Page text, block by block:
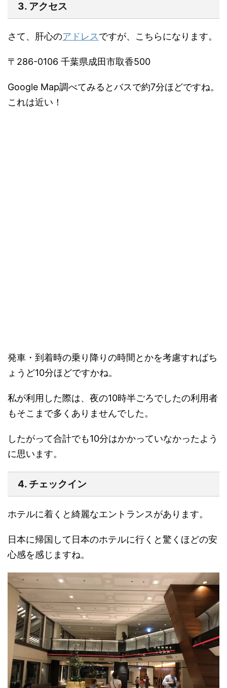
3. アクセス
さて、肝心のアドレスですが、こちらになります。
〒286-0106 千葉県成田市取香500
Google Map調べてみるとバスで約7分ほどですね。
これは近い！
発車・到着時の乗り降りの時間とかを考慮すればち
ょうど10分ほどですかね。
私が利用した際は、夜の10時半ごろでしたの利用者
もそこまで多くありませんでした。
したがって合計でも10分はかかっていなかったよう
に思います。
4. チェックイン
ホテルに着くと綺麗なエントランスがあります。
日本に帰国して日本のホテルに行くと驚くほどの安
心感を感じますね。